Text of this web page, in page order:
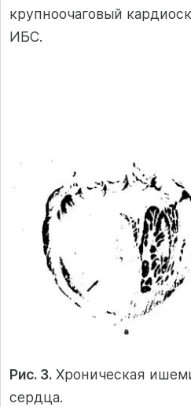
крупноочаговый
ИБС.
Рис. 3. Хроническая
сердца.